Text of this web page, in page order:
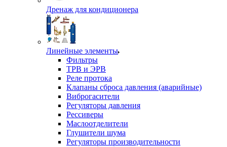
Дренаж для кондиционера
Линейные элементы
Фильтры
ТРВ и ЭРВ
Реле протока
Клапаны сброса давления (аварийные)
Виброгасители
Регуляторы давления
Рессиверы
Маслоотделители
Глушители шума
Регуляторы производительности